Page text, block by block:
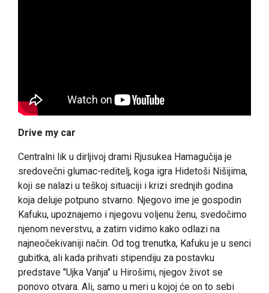
Drive my car
Centralni lik u dirljivoj drami Rjusukea Hamagučija je
sredovečni glumac-reditelj, koga igra Hidetoši Nišijima,
koji se nalazi u teškoj situaciji i krizi srednjih godina
koja deluje potpuno stvarno. Njegovo ime je gospodin
Kafuku, upoznajemo i njegovu voljenu ženu, svedočimo
njenom neverstvu, a zatim vidimo kako odlazi na
najneočekivaniji način. Od tog trenutka, Kafuku je u senci
gubitka, ali kada prihvati stipendiju za postavku
predstave "Ujka Vanja" u Hirošimi, njegov život se
ponovo otvara. Ali, samo u meri u kojoj će on to sebi